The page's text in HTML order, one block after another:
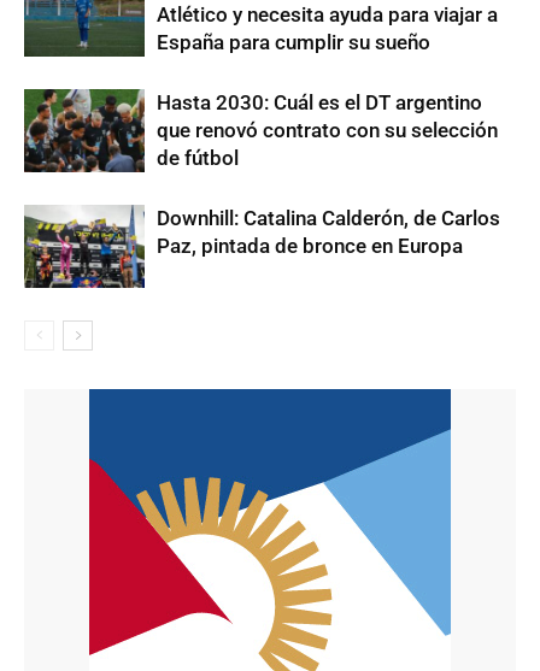
Atlético y necesita ayuda para viajar a
España para cumplir su sueño
Hasta 2030: Cuál es el DT argentino
que renovó contrato con su selección
de fútbol
Downhill: Catalina Calderón, de Carlos
Paz, pintada de bronce en Europa